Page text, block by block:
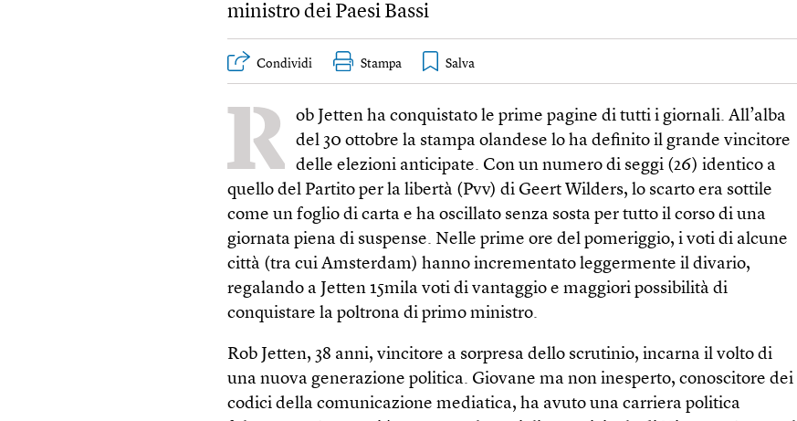
ministro dei Paesi Bassi
Condividi Stampa
R
ob Jetten ha conquistato le prime pagine di tutti i giornali. All’alba
del 30 ottobre la stampa olandese lo ha definito il grande vincitore
delle elezioni anticipate. Con un numero di seggi (26) identico a
quello del Partito per la libertà (Pvv) di Geert Wilders, lo scarto era sottile
come un foglio di carta e ha oscillato senza sosta per tutto il corso di una
giornata piena di suspense. Nelle prime ore del pomeriggio, i voti di alcune
città (tra cui Amsterdam) hanno incrementato leggermente il divario,
regalando a Jetten 15mila voti di vantaggio e maggiori possibilità di
conquistare la poltrona di primo ministro.
Rob Jetten, 38 anni, vincitore a sorpresa dello scrutinio, incarna il volto di
una nuova generazione politica. Giovane ma non inesperto, conoscitore dei
codici della comunicazione mediatica, ha avuto una carriera politica